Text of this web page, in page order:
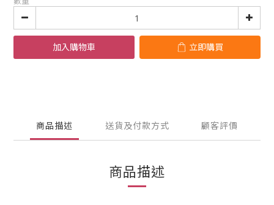
加入購物車 立即購買
商品描述 送貨及付款方式 顧客評價
商品描述